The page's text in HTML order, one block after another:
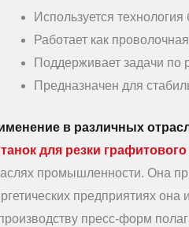
Используется
Работает как
Поддерживает задачи по
Предназначен для
в различных
для резки
промышленности. Она
предприятиях
пресс-форм